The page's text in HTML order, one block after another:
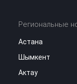
Региональные
Астана
Шымкент
Актау